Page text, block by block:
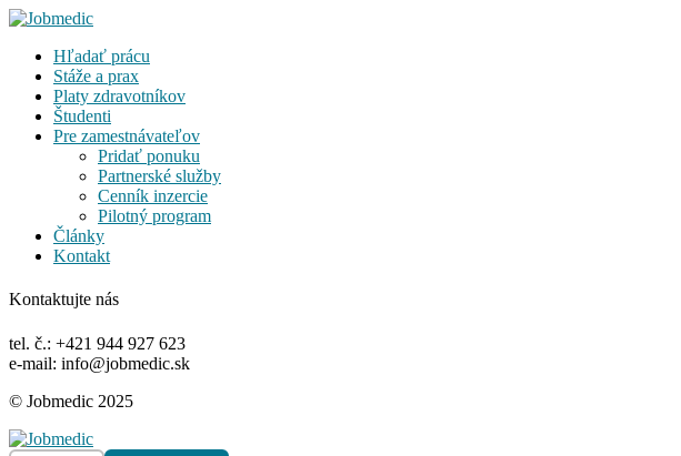
Hľadať prácu
Stáže a prax
Platy zdravotníkov
Študenti
Pre zamestnávateľov
Pridať ponuku
Partnerské služby
Cenník inzercie
Pilotný program
Články
Kontakt
Kontaktujte nás
tel. č.: +421 944 927 623
e-mail: info@jobmedic.sk
© Jobmedic 2025